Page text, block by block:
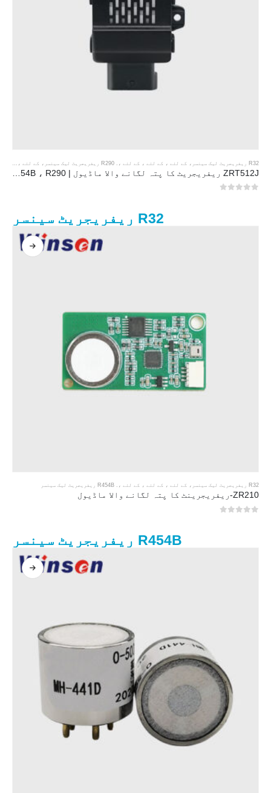
R32 ریفریجریٹ لیک سینسر ، کے لئے ، کے لئے ، کے لئے ،. R290 ریفریجریٹ لیک سینسر ، کے لئے ، کے لئے ، کے لئے ،.
R32 ریفریجریٹ سینسر
R32 ریفریجریٹ لیک سینسر ، کے لئے ، کے لئے ، کے لئے ،. R454B ریفریجریٹ لیک سینسر
ZR210-ریفریجرینٹ کا پتہ لگانے والا ماڈیول
R454B ریفریجریٹ سینسر